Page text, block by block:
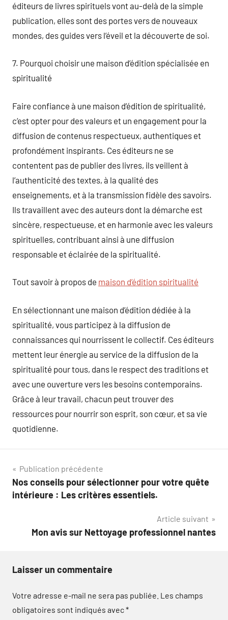
éditeurs de livres spirituels vont au-delà de la simple
publication, elles sont des portes vers de nouveaux
mondes, des guides vers l’éveil et la découverte de soi.
7. Pourquoi choisir une maison d’édition spécialisée en
spiritualité
Faire confiance à une maison d’édition de spiritualité,
c’est opter pour des valeurs et un engagement pour la
diffusion de contenus respectueux, authentiques et
profondément inspirants. Ces éditeurs ne se
contentent pas de publier des livres, ils veillent à
l’authenticité des textes, à la qualité des
enseignements, et à la transmission fidèle des savoirs.
Ils travaillent avec des auteurs dont la démarche est
sincère, respectueuse, et en harmonie avec les valeurs
spirituelles, contribuant ainsi à une diffusion
responsable et éclairée de la spiritualité.
Tout savoir à propos de maison d’édition spiritualité
En sélectionnant une maison d’édition dédiée à la
spiritualité, vous participez à la diffusion de
connaissances qui nourrissent le collectif. Ces éditeurs
mettent leur énergie au service de la diffusion de la
spiritualité pour tous, dans le respect des traditions et
avec une ouverture vers les besoins contemporains.
Grâce à leur travail, chacun peut trouver des
ressources pour nourrir son esprit, son cœur, et sa vie
quotidienne.
Navigation
de
Publication précédente
Nos conseils pour sélectionner pour votre quête
intérieure : Les critères essentiels.
Article suivant
Mon avis sur Nettoyage professionnel nantes
Laisser un commentaire
Votre adresse e-mail ne sera pas publiée. Les champs
obligatoires sont indiqués avec*